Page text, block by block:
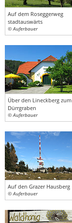
Auf dem Roseggerweg
stadtauswärts
© Auferbauer
Über den Lineckberg zum
Dürrgraben
© Auferbauer
Auf den Grazer Hausberg
© Auferbauer